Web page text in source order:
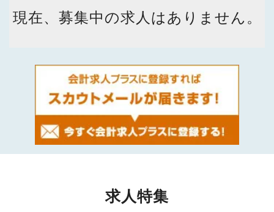
現在、募集中の求人はありません。
求人特集